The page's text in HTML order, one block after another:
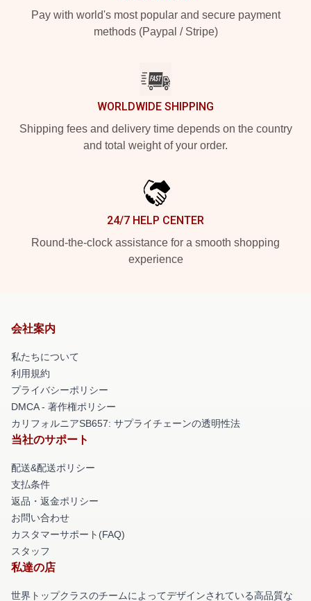
Pay with world's most popular and secure payment
methods (Paypal / Stripe)
WORLDWIDE SHIPPING
Shipping fees and delivery time depends on the country
and total weight of your order.
24/7 HELP CENTER
Round-the-clock assistance for a smooth shopping
experience
会社案内
私たちについて
利用規約
プライバシーポリシー
DMCA - 著作権ポリシー
カリフォルニアSB657: サプライチェーンの透明性法
当社のサポート
配送&配送ポリシー
支払条件
返品・返金ポリシー
お問い合わせ
カスタマーサポート(FAQ)
スタッフ
私達の店
世界トップクラスのチームによってデザインされている高品質な